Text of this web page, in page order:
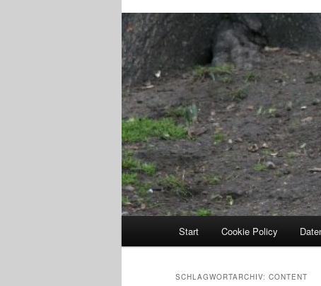
Start Cookie Policy
SCHLAGWORTARCHIV: CONTENT